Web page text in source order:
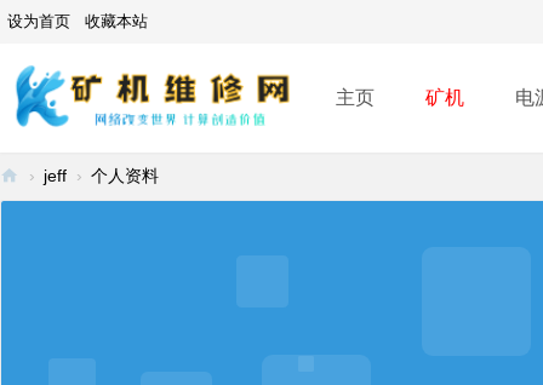
设为首页 收藏本站
主页 矿机 电
› jeff › 个人资料